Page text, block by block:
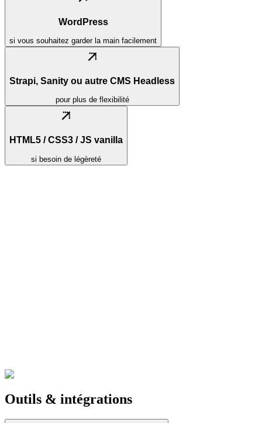
WordPress
si vous souhaitez garder la main facilement
Strapi, Sanity ou autre CMS Headless
pour plus de flexibilité
HTML5 / CSS3 / JS vanilla
si besoin de légèreté
Outils & intégrations